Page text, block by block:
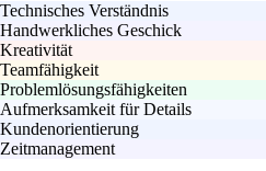
Technisches Verständnis
Handwerkliches Geschick
Kreativität
Teamfähigkeit
Problemlösungsfähigkeiten
Aufmerksamkeit für Details
Kundenorientierung
Zeitmanagement